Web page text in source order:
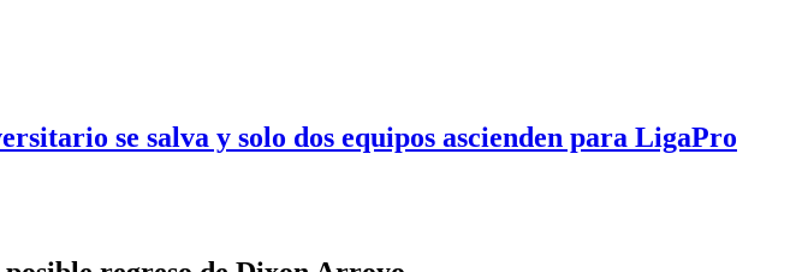
se salva y solo dos equipos ascienden para LigaPro